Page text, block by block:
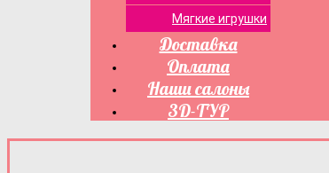
Мягкие игрушки
Доставка
Оплата
Наши салоны
3D-ТУР